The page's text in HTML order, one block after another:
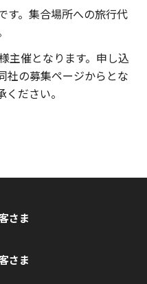
す。集合場所への旅行代
主催となります。申し込
社の募集ページからとな
ださい。
さま
さま